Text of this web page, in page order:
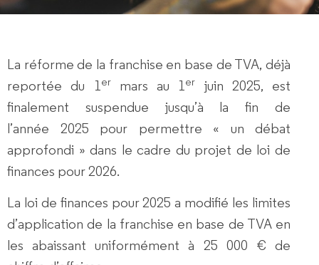
La réforme de la franchise en base de TVA, déjà
reportée du 1ermars au 1er
juin 2025, est
finalement suspendue jusqu’à la fin de
l’année 2025 pour permettre « un débat
approfondi » dans le cadre du projet de loi de
finances pour 2026.
La loi de finances pour 2025 a modifié les limites
d’application de la franchise en base de TVA en
les abaissant uniformément à 25 000 € de